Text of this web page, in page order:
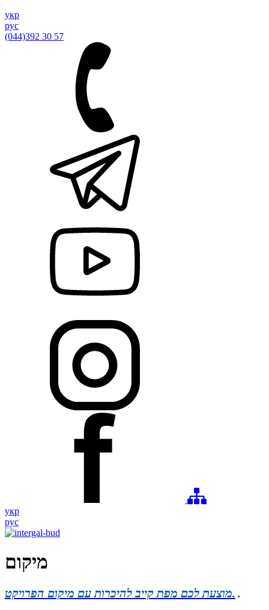
укр
рус
(044)392 30 57
укр
рус
מיקום
מוצעת לכם מפת קייב להיכרות עם מיקום הפרויקט. .